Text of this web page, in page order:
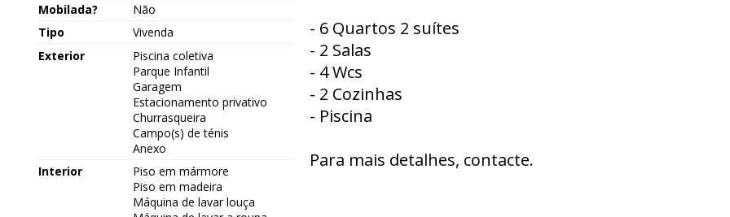
Mobilada?
Não
Tipo
Vivenda
Exterior
Piscina coletiva
Parque Infantil
Garagem
Estacionamento privativo
Churrasqueira
Campo(s) de ténis
Anexo
Interior
Piso em mármore
Piso em madeira
Máquina de lavar louça
- 6 Quartos 2 suítes
- 2 Salas
- 4 Wcs
- 2 Cozinhas
- Piscina
Para mais detalhes, contacte.